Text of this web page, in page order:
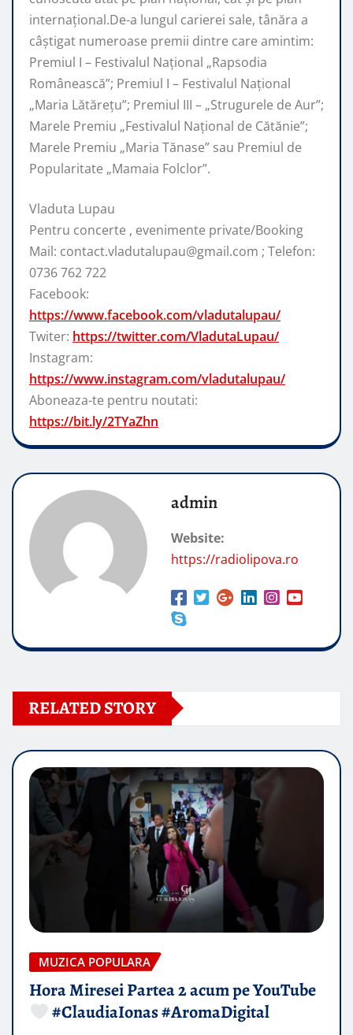
internaţional.De-a lungul carierei sale, tânăra a
câştigat numeroase premii dintre care amintim:
Premiul I – Festivalul Național „Rapsodia
Românească”; Premiul I – Festivalul Național
„Maria Lătărețu”; Premiul III – „Strugurele de Aur”;
Marele Premiu „Festivalul Național de Cătănie”;
Marele Premiu „Maria Tănase” sau Premiul de
Popularitate „Mamaia Folclor”.
Vladuta Lupau
Pentru concerte , evenimente private/Booking
Mail: contact.vladutalupau@gmail.com ; Telefon:
0736 762 722
Facebook:
https://www.facebook.com/vladutalupau/
Twiter: https://twitter.com/VladutaLupau/
Instagram:
https://www.instagram.com/vladutalupau/
Aboneaza-te pentru noutati:
https://bit.ly/2TYaZhn
admin
Website:
https://radiolipova.ro
RELATED STORY
MUZICA POPULARA
Hora Miresei Partea 2 acum pe YouTube
#ClaudiaIonas #AromaDigital